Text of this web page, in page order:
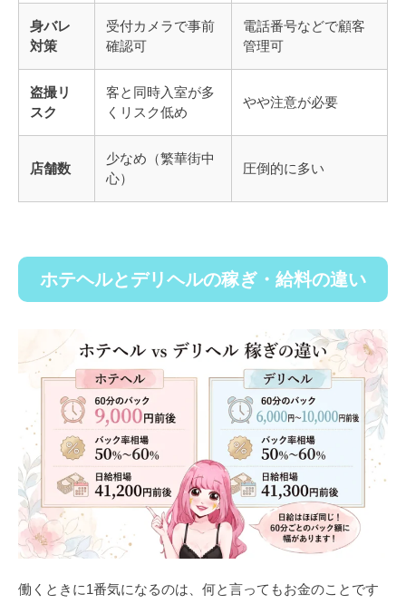
身バレ
対策
受付カメラで事前
確認可
電話番号などで顧客
管理可
盗撮リ
スク
客と同時入室が多
くリスク低め
やや注意が必要
店舗数
少なめ（繁華街中
心）
圧倒的に多い
ホテヘルとデリヘルの稼ぎ・給料の違い
働くときに1番気になるのは、何と言ってもお金のことです